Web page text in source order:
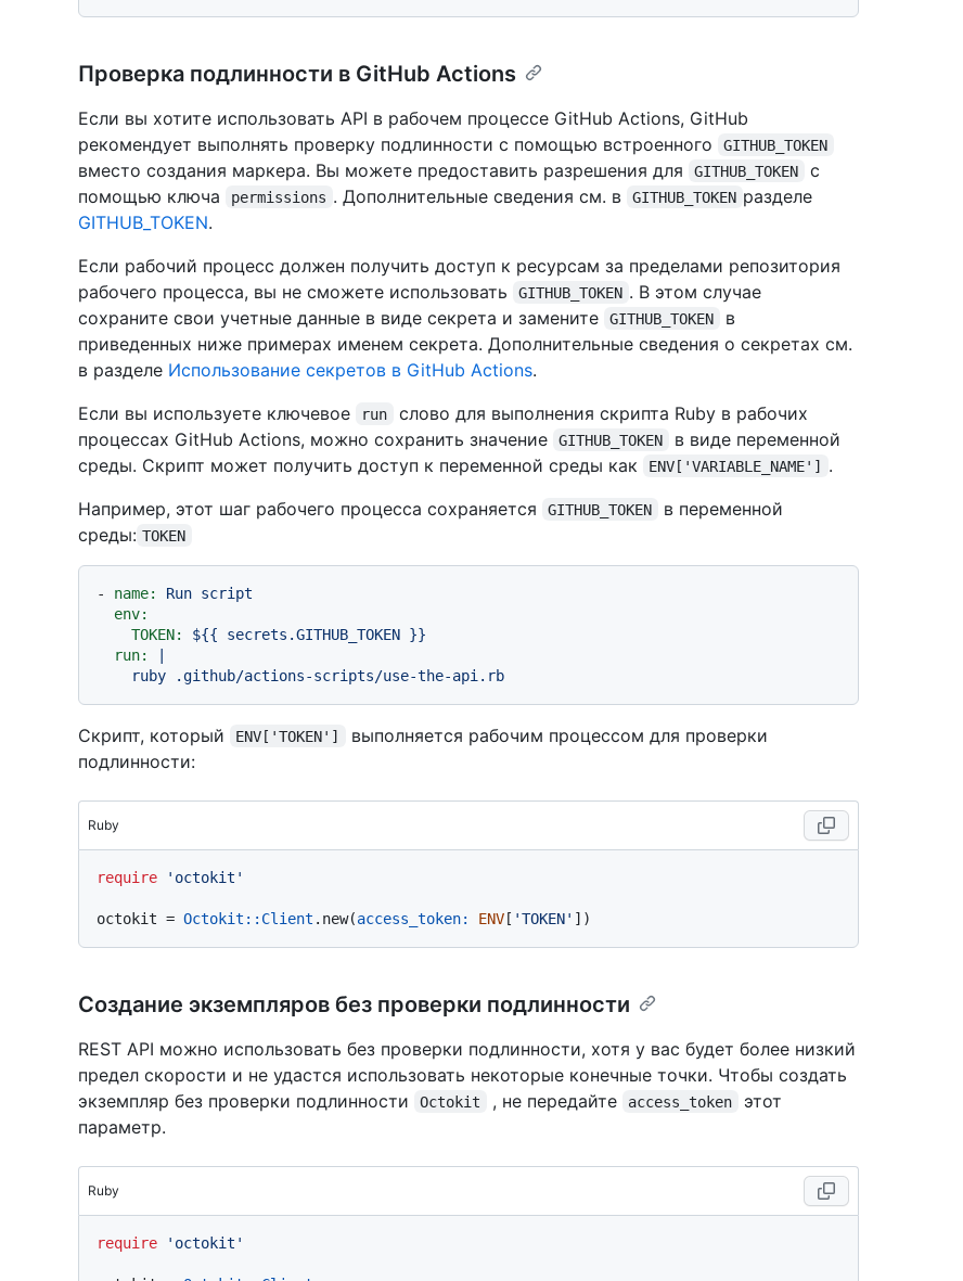
Проверка подлинности в GitHub Actions
Если вы хотите использовать API в рабочем процессе GitHub Actions, GitHub
рекомендует выполнять проверку подлинности с помощью встроенного
GITHUB_TOKEN
вместо создания маркера. Вы можете предоставить разрешения для GITHUB_TOKEN
с
помощью ключа
permissions . Дополнительные сведения см. в GITHUB_TOKEN разделе
GITHUB_TOKEN.
Если рабочий процесс должен получить доступ к ресурсам за пределами репозитория
рабочего процесса, вы не сможете использовать
GITHUB_TOKEN . В этом случае
сохраните свои учетные данные в виде секрета и замените
GITHUB_TOKEN
в
приведенных ниже примерах именем секрета. Дополнительные сведения о секретах см.
в разделе Использование секретов в GitHub Actions.
Если вы используете ключевое
run
слово для выполнения скрипта Ruby в рабочих
процессах GitHub Actions, можно сохранить значение
GITHUB_TOKEN
в виде переменной
среды. Скрипт может получить доступ к переменной среды как
ENV['VARIABLE_NAME'] .
Например, этот шаг рабочего процесса сохраняется
GITHUB_TOKEN
в переменной
среды: TOKEN
- name: Run script
env:
TOKEN:
${{ secrets.GITHUB_TOKEN }}
run:
|
Скрипт, который ENV['TOKEN']
выполняется рабочим процессом для проверки
подлинности:
Ruby
require 'octokit'
octokit = Octokit::Client .new(access_token: ENV[ 'TOKEN'
Создание экземпляров без проверки подлинности
REST API можно использовать без проверки подлинности, хотя у вас будет более низкий
предел скорости и не удастся использовать некоторые конечные точки. Чтобы создать
экземпляр без проверки подлинности
Octokit , не передайте access_token
этот
параметр.
Ruby
require 'octokit'